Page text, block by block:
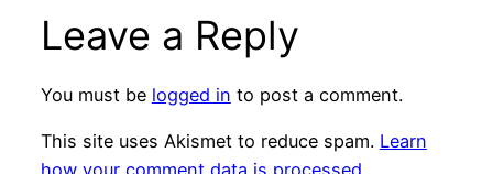
Leave a Reply
You must be logged in to post a comment.
This site uses Akismet to reduce spam. Learn